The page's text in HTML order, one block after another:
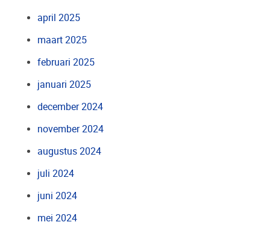
april 2025
maart 2025
februari 2025
januari 2025
december 2024
november 2024
augustus 2024
juli 2024
juni 2024
mei 2024